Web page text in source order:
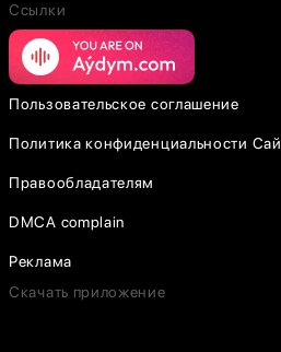
Ссылки
Пользовательское соглашение
Политика конфиденциальности
Правообладателям
DMCA complain
Реклама
Скачать приложение